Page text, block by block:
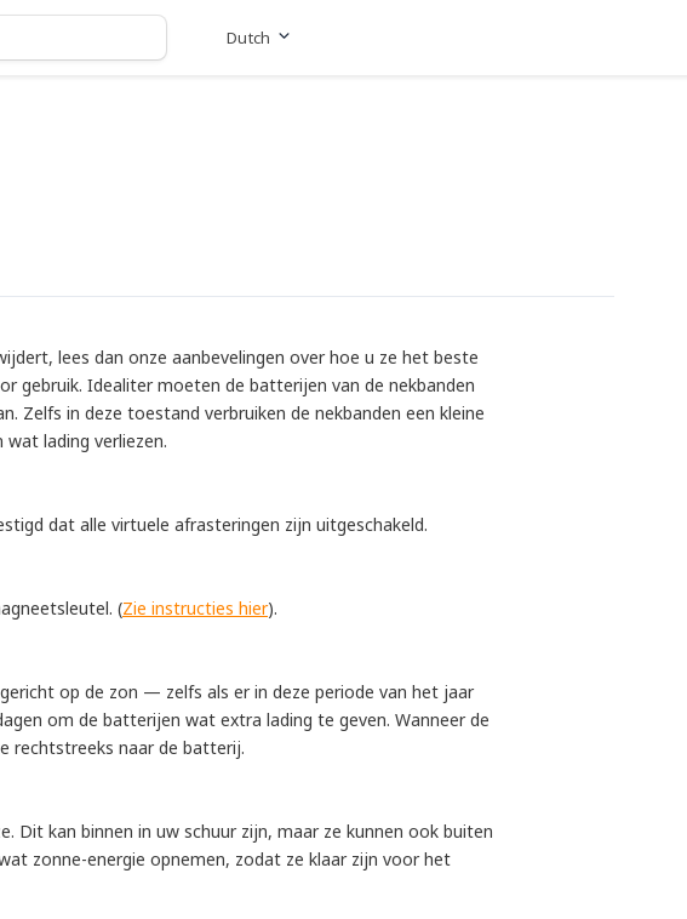
Dutch
lees dan onze aanbevelingen over hoe u ze het beste
gebruik. Idealiter moeten de batterijen van de nekbanden
Zelfs in deze toestand verbruiken de nekbanden een kleine
lading verliezen.
dat alle virtuele afrasteringen zijn uitgeschakeld.
(Zie instructies hier).
op de zon — zelfs als er in deze periode van het jaar
om de batterijen wat extra lading te geven. Wanneer de
rechtstreeks naar de batterij.
Dit kan binnen in uw schuur zijn, maar ze kunnen ook buiten
zonne-energie opnemen, zodat ze klaar zijn voor het